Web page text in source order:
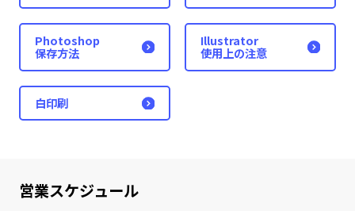
Photoshop
保存方法
Illustrator
使用上の注意
白印刷
営業スケジュール